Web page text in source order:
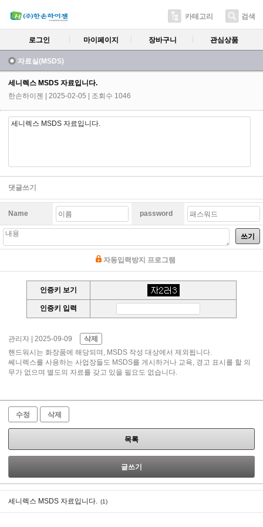
카테고리 검색
로그인 마이페이지 장바구니 관심상품
자료실(MSDS)
세니렉스 MSDS 자료입니다.
한손하이젠
| 2025-02-05 | 조회수 1046
세니렉스 MSDS 자료입니다.
댓글쓰기
Name password
쓰기
자동입력방지 프로그램
인증키 보기
인증키 입력
관리자 | 2025-09-09
삭제
핸드워시는 화장품에 해당되며, MSDS 작성 대상에서 제외됩니다.
쎄니렉스를 사용하는 사업장들도 MSDS를 게시하거나 교육, 경고 표시를 할 의
무가 없으며 별도의 자료를 갖고 있을 필요도 없습니다.
수정 삭제
목록
글쓰기
세니렉스 MSDS 자료입니다. (1)